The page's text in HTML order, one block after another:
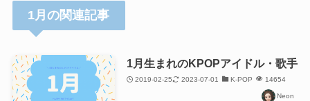
1月の関連記事
1月生まれのKPOPアイドル・歌手
2019-02-25 2023-07-01 K-POP 14654
Neon